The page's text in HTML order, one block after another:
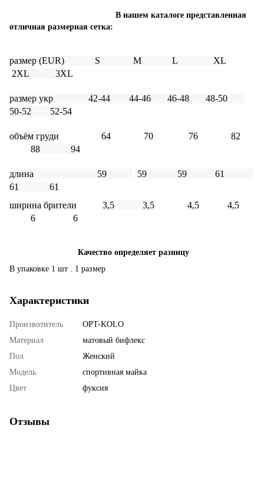
В нашем каталоге представленная
отличная размерная сетка:
размер (EUR) S M L XL
2XL 3XL
размер укр 42-44 44-46 46-48 48-50
50-52 52-54
объём груди 64 70 76
82
88 94
длина 59 59 59
61
61 61
ширина брители
3,5 3,5 4,5
4,5
6
6
Качество определяет разницу
В упаковке 1 шт . 1 размер
Характеристики
Произвотитель
OPT-KOLO
Материал
матовый бифлекс
Пол
Женский
Мoдель
спортивная майка
Цвет
фуксия
Отзывы